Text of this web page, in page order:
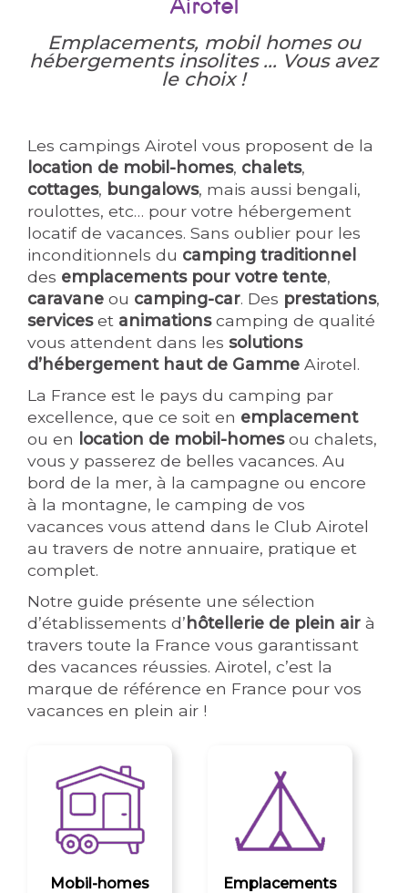
Airotel
Emplacements, mobil homes ou
hébergements insolites ... Vous avez
le choix !
Les campings Airotel vous proposent de la
location de mobil-homes, chalets,
cottages, bungalows, mais aussi bengali,
roulottes, etc… pour votre hébergement
locatif de vacances. Sans oublier pour les
inconditionnels du camping traditionnel
des emplacements pour votre tente,
caravane ou camping-car. Des prestations,
serviceset animationscamping de qualité
vous attendent dans lessolutions
d’hébergement haut de Gamme Airotel.
La France est le pays du camping par
excellence, que ce soit en emplacement
ou en location de mobil-homesou chalets,
vous y passerez de belles vacances. Au
bord de la mer, à la campagne ou encore
à la montagne, le camping de vos
vacances vous attend dans le Club Airotel
au travers de notre annuaire, pratique et
complet.
Notre guide présente une sélection
d’établissements d’hôtellerie de plein air à
travers toute la France vous garantissant
des vacances réussies. Airotel, c’est la
marque de référence en France pour vos
vacances en plein air !
Mobil-homes Emplacements